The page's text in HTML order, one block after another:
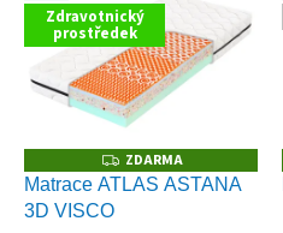
Zdravotnický
prostředek
Z
D
A
ZDARMA
Matrace ATLAS ASTANA
3D VISCO